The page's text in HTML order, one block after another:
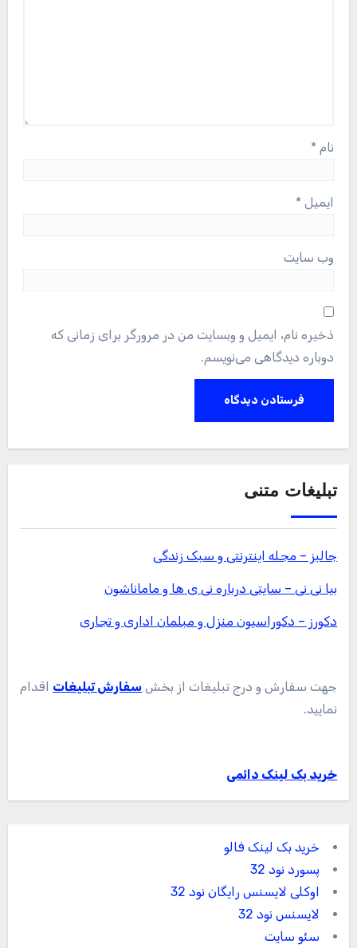
نام *
ایمیل *
وب‌ سایت
ذخیره نام، ایمیل و وبسایت من در مرورگر برای زمانی که
دوباره دیدگاهی می‌نویسم.
تبلیغات متنی
جالبز – مجله اینترنتی و سبک زندگی
بیا نی نی – سایتی درباره نی ی ها و ماماناشون
دکورز – دکوراسیون منزل و مبلمان اداری و تجاری
جهت سفارش و درج تبلیغات از بخش سفارش تبلیغات اقدام
نمایید.
خرید بک لینک دائمی
خرید بک لینک فالو
پسورد نود 32
اوکلی لایسنس رایگان نود 32
لایسنس نود 32
سئو سایت